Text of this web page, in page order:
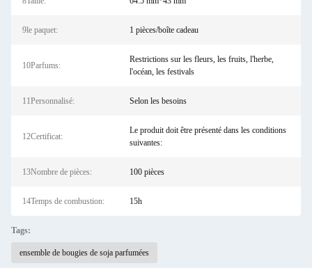
9le paquet: 1 pièces/boîte cadeau
10Parfums:
Restrictions sur les fleurs, les fruits, l'herbe,
l'océan, les festivals
11Personnalisé: Selon les besoins
12Certificat:
Le produit doit être présenté dans les conditions
suivantes:
13Nombre de pièces: 100 pièces
14Temps de combustion: 15h
Tags:
ensemble de bougies de soja parfumées